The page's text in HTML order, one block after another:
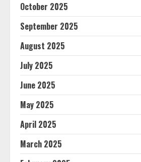
October 2025
September 2025
August 2025
July 2025
June 2025
May 2025
April 2025
March 2025